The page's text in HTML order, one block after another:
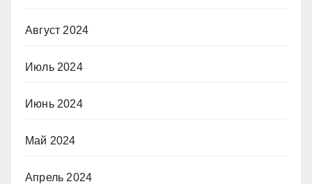
Август 2024
Июль 2024
Июнь 2024
Май 2024
Апрель 2024